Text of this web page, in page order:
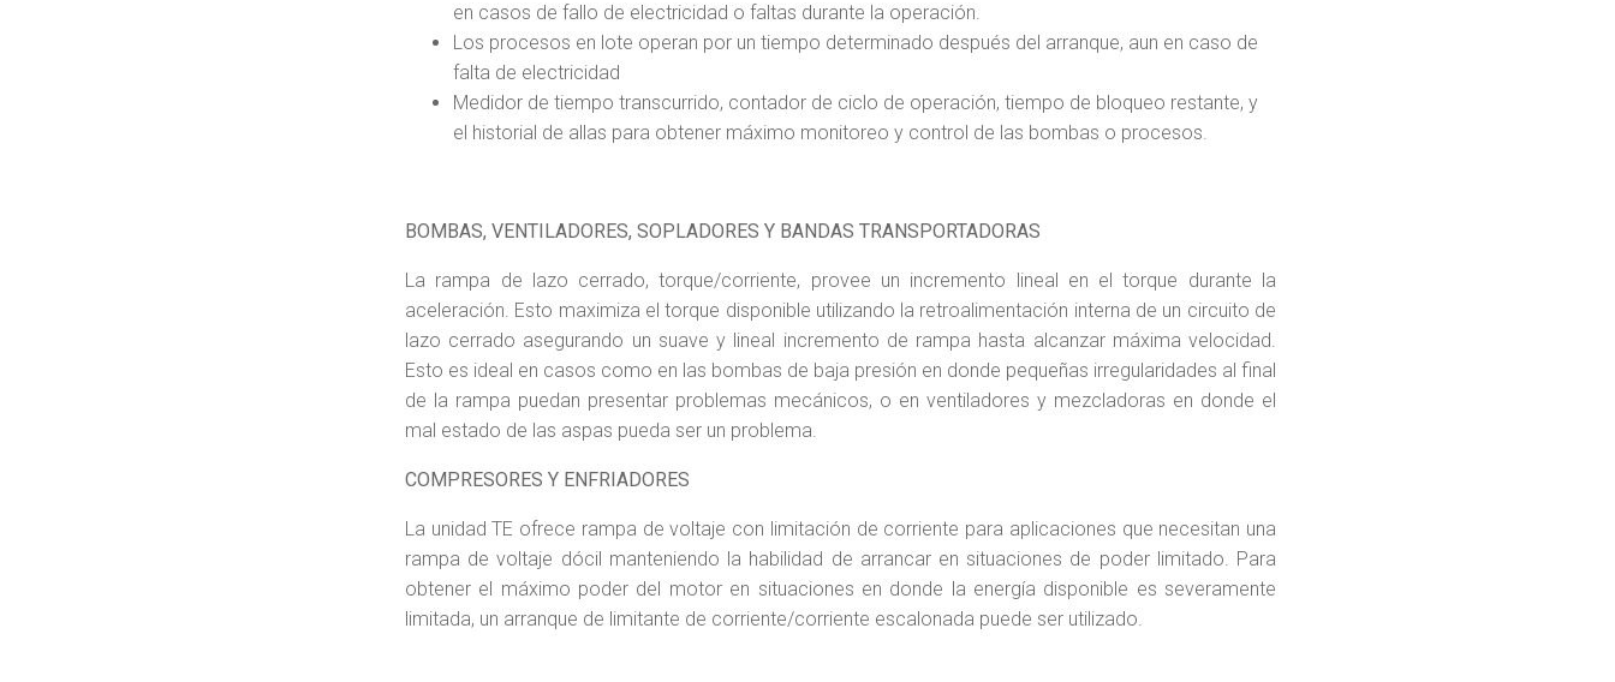
en casos de fallo de electricidad o faltas durante la operación.
Los procesos en lote operan por un tiempo determinado después del arranque, aun en caso de
falta de electricidad
Medidor de tiempo transcurrido, contador de ciclo de operación, tiempo de bloqueo restante, y
el historial de allas para obtener máximo monitoreo y control de las bombas o procesos.
BOMBAS, VENTILADORES, SOPLA­DORES Y BANDAS TRANSPORTADORAS
La rampa de lazo cerrado, torque/corriente, provee un incremento lineal en el torque durante la
aceleración. Esto maximiza el torque disponible utilizando la retroalimentación interna de un circuito de
lazo cerrado asegurando un suave y lineal incremento de rampa hasta alcanzar máxima velocidad.
Esto es ideal en casos como en las bombas de baja presión en donde pequeñas irregularidades al final
de la rampa puedan presentar problemas mecánicos, o en ventiladores y mezcladoras en donde el
mal estado de las aspas pueda ser un problema.
COMPRESORES Y ENFRIADORES
La unidad TE ofrece rampa de voltaje con limitación de corriente para aplicaciones que necesitan una
rampa de voltaje dócil manteniendo la habilidad de arrancar en situaciones de poder limitado. Para
obtener el máximo poder del motor en situaciones en donde la energía disponible es severamente
limitada, un arranque de limitante de corriente/corriente escalonada puede ser utilizado.